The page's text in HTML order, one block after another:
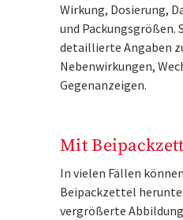
Wirkung, Dosierung,
und Packungsgrößen.
detaillierte Angaben
Nebenwirkungen,
Gegenanzeigen.
Mit
In vielen Fällen
Beipackzettel
vergrößerte